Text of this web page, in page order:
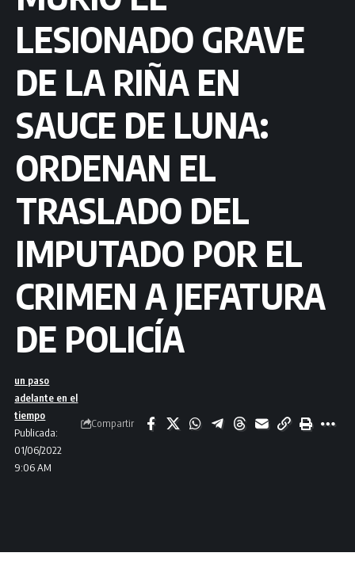
LESIONADO GRAVE
DE LA RIÑA EN
SAUCE DE LUNA:
ORDENAN EL
TRASLADO DEL
IMPUTADO POR EL
CRIMEN A JEFATURA
DE POLICÍA
Publicada:
01/06/2022
9:06 AM
un paso
adelante en el
tiempo
Compartir